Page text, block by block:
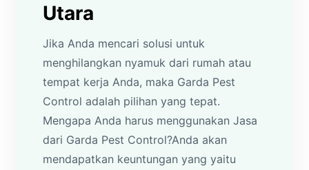
Utara
Jika Anda mencari solusi untuk
menghilangkan nyamuk dari rumah atau
tempat kerja Anda, maka Garda Pest
Control adalah pilihan yang tepat.
Mengapa Anda harus menggunakan Jasa
dari Garda Pest Control?Anda akan
mendapatkan keuntungan yang yaitu